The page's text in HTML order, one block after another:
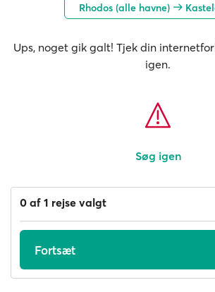
Rhodos (alle havne)
Ups, noget gik galt! Tjek din
igen.
Søg igen
0 af 1 rejse valgt
Fortsæt